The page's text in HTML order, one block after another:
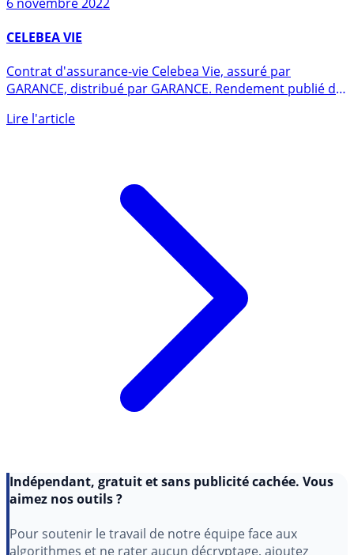
6 novembre 2022
CELEBEA VIE
GARANCE, distribué par GARANCE. Rendement publié du
aimez nos outils ?